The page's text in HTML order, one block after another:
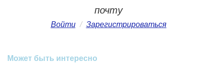
почту
Войти / Зарегистрироваться
Может быть интересно